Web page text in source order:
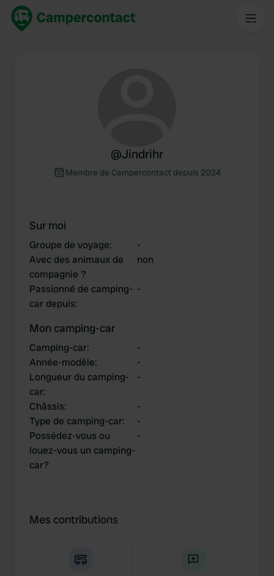
@Jindrihr
Membre de Campercontact depuis 2024
Sur moi
Groupe de voyage:
-
Avec des animaux de
compagnie ?
non
Passionné de camping-
car depuis:
-
Mon camping-car
Camping-car:
-
Année-modèle:
-
Longueur du camping-
car:
-
Châssis:
-
Type de camping-car:
-
Possédez-vous ou
louez-vous un camping-
car?
-
Mes contributions